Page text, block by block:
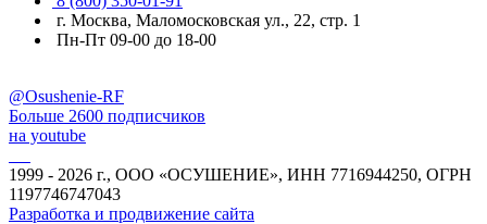
г. Москва, Маломосковская ул., 22, стр. 1
Пн-Пт 09-00 до 18-00
@Osushenie-RF
Больше 2600 подписчиков
на youtube
1999 - 2026 г., ООО «ОСУШЕНИЕ», ИНН 7716944250, ОГРН
1197746747043
Разработка и продвижение сайта